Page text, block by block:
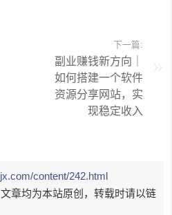
下一篇:
副业赚钱新方向｜
如何搭建一个软件
资源分享网站，实
现稳定收入
content/242.html
章均为本站原创，转载时请以链